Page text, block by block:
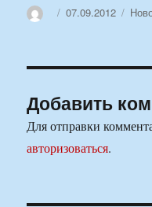
АвторОпубликовано
07.09.2012
Добавить
Для отправки
авторизоваться.